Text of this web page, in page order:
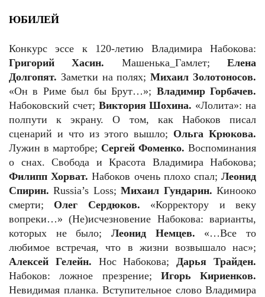
ЮБИЛЕЙ
Конкурс эссе к 120-летию Владимира Набокова:
Григорий Хасин. Машенька_Гамлет;Елена
Долгопят. Заметки на полях;Михаил Золотоносов.
«Он в Риме был бы Брут…»; Владимир Горбачев.
Набоковский счет; Виктория Шохина. «Лолита»: на
полпути к экрану. О том, как Набоков писал
сценарий и что из этого вышло; Ольга Крюкова.
Лужин в мартобре; Сергей Фоменко. Воспоминания
о снах. Свобода и Красота Владимира Набокова;
Филипп Хорват. Набоков очень плохо спал;Леонид
Спирин.Russia’s Loss;Михаил Гундарин. Кинооко
смерти; Олег Сердюков. «Корректору и веку
вопреки…» (Не)исчезновение Набокова: варианты,
которых не было; Леонид Немцев. «…Все то
любимое встречая, что в жизни возвышало нас»;
Алексей Гелейн. Нос Набокова; Дарья Трайден.
Набоков: ложное презрение; Игорь Кириенков.
Невидимая планка. Вступительное слово Владимира